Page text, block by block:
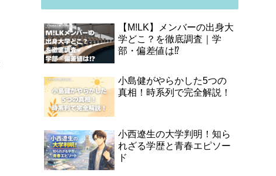
【M!LK】メンバーの出身大
学どこ？を徹底調査｜学
部・偏差値は⁉
小島健がやらかした5つの
真相！時系列で完全解説！
小西遼生の大学判明！知ら
れざる学歴と青春エピソー
ド